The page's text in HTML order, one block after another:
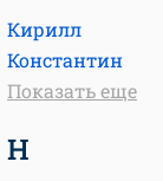
Кирилл
Константин
Показать еще
Н